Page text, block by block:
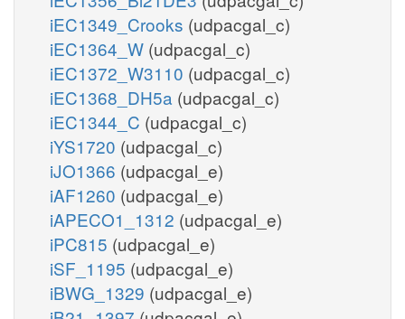
iEC1349_Crooks (udpacgal_c)
iEC1364_W (udpacgal_c)
iEC1372_W3110 (udpacgal_c)
iEC1368_DH5a (udpacgal_c)
iEC1344_C (udpacgal_c)
iYS1720 (udpacgal_c)
iJO1366 (udpacgal_e)
iAF1260 (udpacgal_e)
iAPECO1_1312 (udpacgal_e)
iPC815 (udpacgal_e)
iSF_1195 (udpacgal_e)
iBWG_1329 (udpacgal_e)